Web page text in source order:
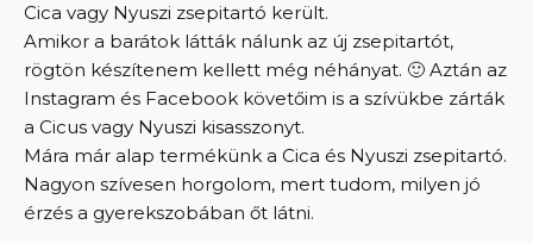
Cica vagy Nyuszi zsepitartó került.
Amikor a barátok látták nálunk az új zsepitartót,
rögtön készítenem kellett még néhányat. 🙂 Aztán az
Instagram és Facebook követőim is a szívükbe zárták
a Cicus vagy Nyuszi kisasszonyt.
Mára már alap termékünk a Cica és Nyuszi zsepitartó.
Nagyon szívesen horgolom, mert tudom, milyen jó
érzés a gyerekszobában őt látni.